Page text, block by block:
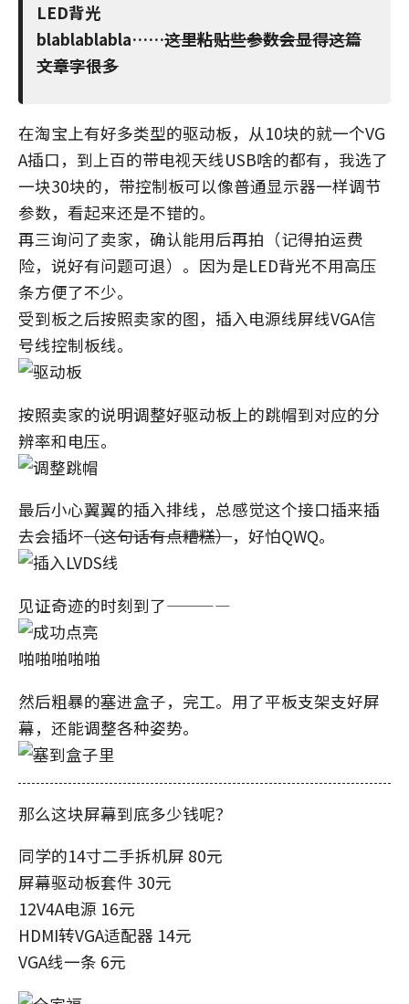
LED背光
blablablabla……这里粘贴些参数会显得这篇
文章字很多
在淘宝上有好多类型的驱动板，从10块的就一个VG
A插口，到上百的带电视天线USB啥的都有，我选了
一块30块的，带控制板可以像普通显示器一样调节
参数，看起来还是不错的。
再三询问了卖家，确认能用后再拍（记得拍运费
险，说好有问题可退）。因为是LED背光不用高压
条方便了不少。
受到板之后按照卖家的图，插入电源线屏线VGA信
号线控制板线。
按照卖家的说明调整好驱动板上的跳帽到对应的分
辨率和电压。
最后小心翼翼的插入排线，总感觉这个接口插来插
去会插坏（这句话有点糟糕），好怕QWQ。
见证奇迹的时刻到了————
啪啪啪啪啪
然后粗暴的塞进盒子，完工。用了平板支架支好屏
幕，还能调整各种姿势。
那么这块屏幕到底多少钱呢？
同学的14寸二手拆机屏 80元
屏幕驱动板套件 30元
12V4A电源 16元
HDMI转VGA适配器 14元
VGA线一条 6元